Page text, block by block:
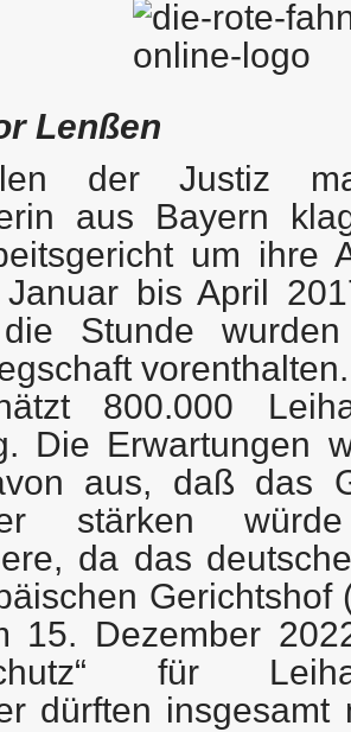
Lenßen
der Justiz
aus Bayern
um ihre
bis April
Stunde
800.000
Die Erwartungen
aus, daß das
stärken
da das
15. Dezember
für
dürften insgesamt